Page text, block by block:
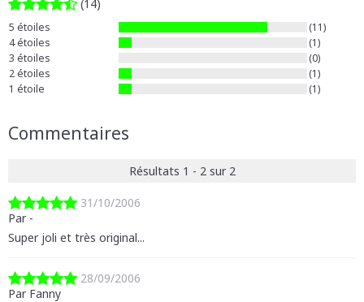
(14)
5 étoiles
(11)
4 étoiles
(1)
3 étoiles
(0)
2 étoiles
(1)
1 étoile
(1)
Commentaires
Résultats 1 - 2 sur 2
31/10/2006
Par -
Super joli et très original...
28/09/2006
Par Fanny